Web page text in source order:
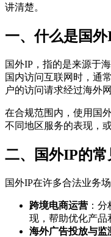
讲清楚。
一、什么是国外
国外IP，指的是来源于
国内访问互联网时，通
户的访问请求经过海外
在合规范围内，使用国
不同地区服务的表现，
二、国外IP的
国外IP在许多合法业务
跨境电商运营 ：
现，帮助优化产品
海外广告投放与监